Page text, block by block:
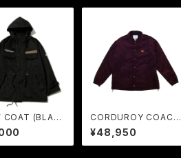
COAT (BLAC
GALLERY
CORDUROY COACH
JACKET (WINE) / GA
VIAL
¥48,950